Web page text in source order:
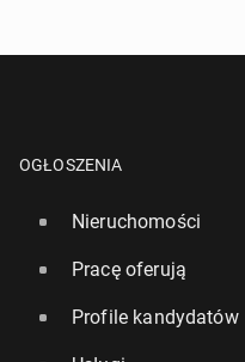
OGŁOSZENIA
Nieruchomości
Pracę oferują
Profile kandydatów